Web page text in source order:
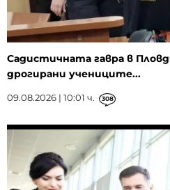
Садистичната гавра в
дрогирани учениците...
09.08.2026 | 10:01 ч. 308